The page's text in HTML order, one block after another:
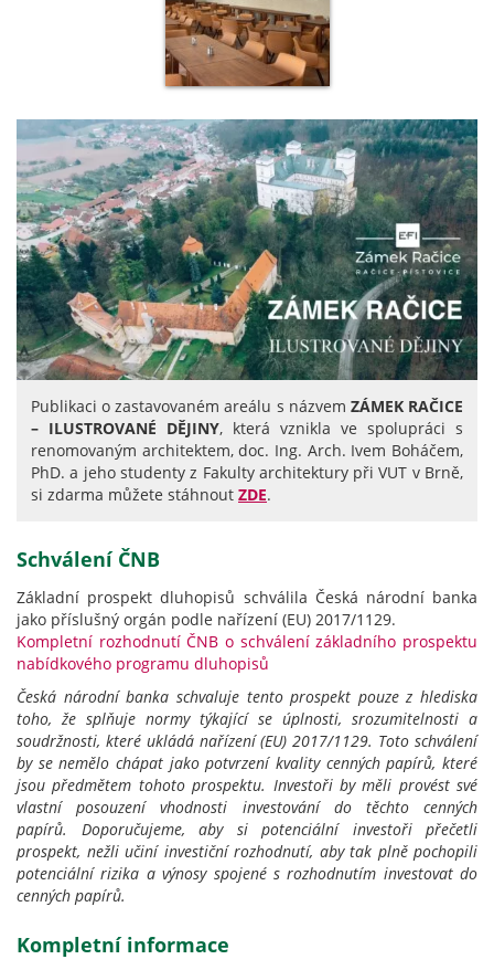
Publikaci o zastavovaném areálu s názvem ZÁMEK RAČICE
– ILUSTROVANÉ DĚJINY, která vznikla ve spolupráci s
renomovaným architektem, doc. Ing. Arch. Ivem Boháčem,
PhD. a jeho studenty z Fakulty architektury při VUT v Brně,
si zdarma můžete stáhnout ZDE.
Schválení ČNB
Základní prospekt dluhopisů schválila Česká národní banka
jako příslušný orgán podle nařízení (EU) 2017/1129.
Kompletní rozhodnutí ČNB o schválení základního prospektu
nabídkového programu dluhopisů
Česká národní banka schvaluje tento prospekt pouze z hlediska
toho, že splňuje normy týkající se úplnosti, srozumitelnosti a
soudržnosti, které ukládá nařízení (EU) 2017/1129. Toto schválení
by se nemělo chápat jako potvrzení kvality cenných papírů, které
jsou předmětem tohoto prospektu. Investoři by měli provést své
vlastní posouzení vhodnosti investování do těchto cenných
papírů. Doporučujeme, aby si potenciální investoři přečetli
prospekt, nežli učiní investiční rozhodnutí, aby tak plně pochopili
potenciální rizika a výnosy spojené s rozhodnutím investovat do
cenných papírů.
Kompletní informace